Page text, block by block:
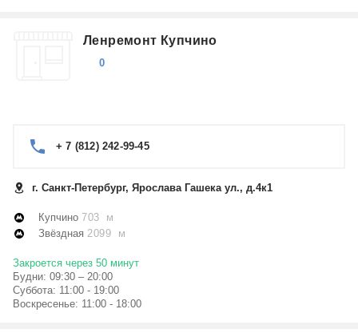
Ленремонт Купчино
0
+ 7 (812) 242-99-45
г. Санкт-Петербург, Ярослава Гашека ул., д.4к1
Купчино 703 м
Звёздная 2099 м
Закроется через 50 минут
Будни: 09:30 – 20:00
Суббота: 11:00 - 19:00
Воскресенье: 11:00 - 18:00